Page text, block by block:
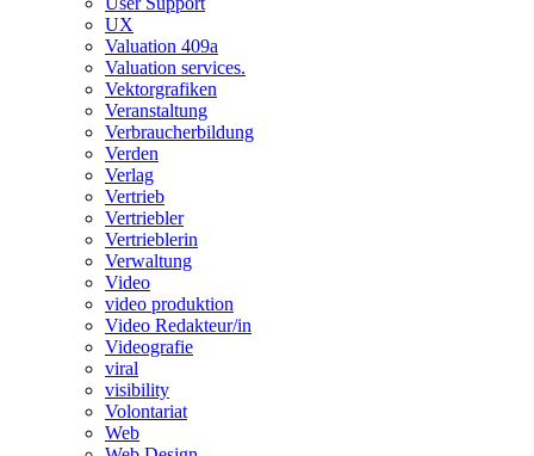
UX
Valuation 409a
Valuation services.
Vektorgrafiken
Veranstaltung
Verbraucherbildung
Verden
Verlag
Vertrieb
Vertriebler
Vertrieblerin
Verwaltung
Video
video produktion
Video Redakteur/in
Videografie
viral
visibility
Volontariat
Web